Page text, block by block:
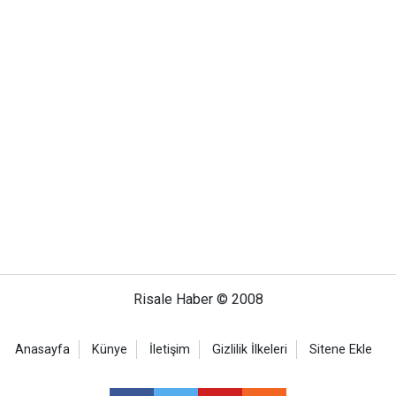
Risale Haber © 2008
Anasayfa Künye İletişim Gizlilik İlkeleri Sitene Ekle